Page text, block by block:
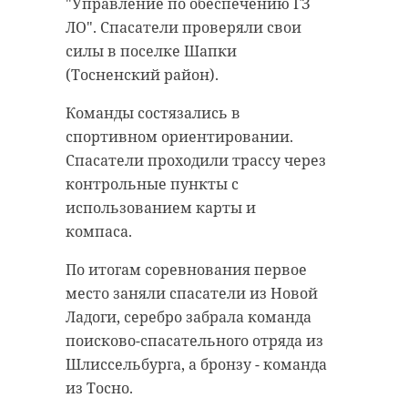
ЛО". Спасатели проверяли свои
силы в поселке Шапки
(Тосненский район).
Команды состязались в
спортивном ориентировании.
Спасатели проходили трассу через
контрольные пункты с
использованием карты и
компаса.
По итогам соревнования первое
место заняли спасатели из Новой
Ладоги, серебро забрала команда
поисково-спасательного отряда из
Шлиссельбурга, а бронзу - команда
из Тосно.
разделена и частично войти в
состав новой великой Финляндии.
Такие настроения царят в
Бекман давно изучает отношения
двух государств и сейчас
поделился свежими
исследованиями.
Проанализировав высказывания
в медиа, он пришел к выводу, что
финское руководство готовится к
большой войне. Причины такого
настроя - нежелание учиться на
собственных ошибках, считает
политолог. Когда в честь
Рейд провели совместно с
сотрудниками Госавтоинспекции,
эконадзором и экомилицией. На
постановления за несоблюдение
требований при транспортировке
отходов и четыре
административных материала из-
за отсутствия QR-кодов на
транспортируемые отходы.
В карьере во Всеволожском
районе проверили 23 грузовика с
отходами. По итогу мероприятия
составили пять протоколов.